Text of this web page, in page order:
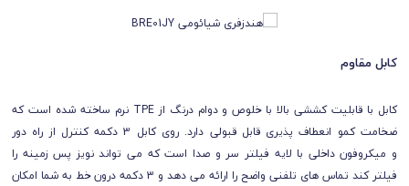
کابل مقاوم
کابل با قابلیت کششی بالا با خلوص و دوام درنگ از TPE نرم ساخته شده است که
ضخامت کمو انعطاف پذیری قابل قبولی دارد. روی کابل 3 دکمه کنترل از راه دور
و میکروفون داخلی با لایه فیلتر سر و صدا است که می تواند نویز پس زمینه را
فیلتر کند تماس های تلفنی واضح را ارائه می دهد و 3 دکمه درون خط به شما امکان